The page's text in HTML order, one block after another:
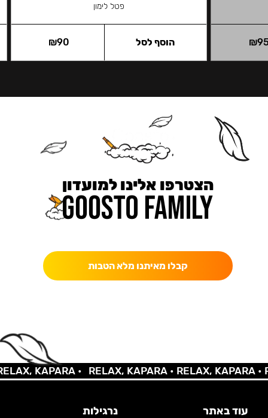
₪
פטל לימון
₪90 הוסף לסל
הצטרפו אלינו למועדון
קבלו מאיתנו מלא הטבות
KAPARA • RELAX, KAPARA •RELAX, KAPARA •
עוד באתר נרגילות